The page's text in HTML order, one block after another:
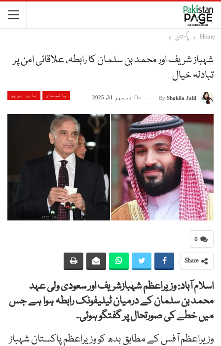
Home
پاکستان
شہباز شریف اور محمد بن سلمان کا رابطہ، علاقائی امن پر
تبادلہ خیال
پاکستان تازہ ترین By Shakila Jalil
On دسمبر 31, 2025
0
Share
اسلام آباد: وزیراعظم شہبازشریف اور سعودی ولی عہد
محمد بن سلمان کے درمیان ٹیلیفونک رابطہ ہوا ہے جس
میں خطے کی صورتحال پر گفتگو ہوئی۔
وزیراعظم آفس کے مطابق بدھ کو وزیراعظم پاکستان شہباز